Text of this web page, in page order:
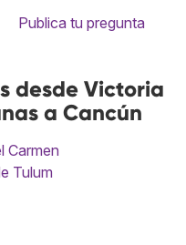
Publica tu pregunta
desde Victoria
a Cancún
Carmen
Tulum